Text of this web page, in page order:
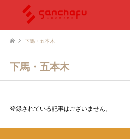
下馬・五本木
下馬・五本木
登録されている記事はございません。